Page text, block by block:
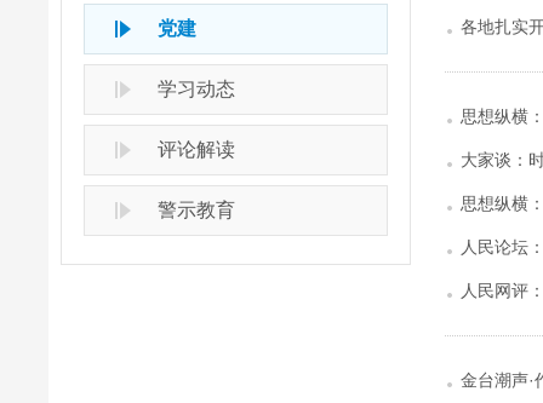
党建
学习动态
评论解读
警示教育
各地扎实
思想纵横
大家谈：
思想纵横
人民论坛
人民网评
金台潮声·